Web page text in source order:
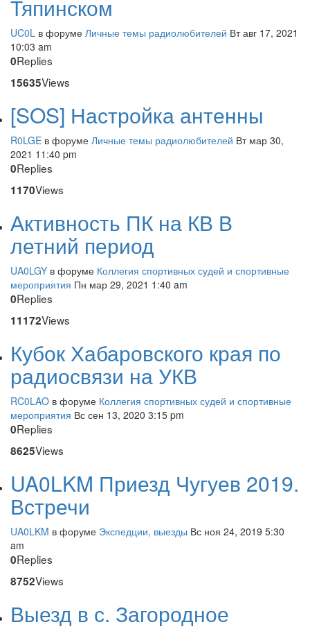
Тяпинском
UC0L в форуме Личные темы радиолюбителей Вт авг 17, 2021
10:03 am
0Replies
15635Views
[SOS] Настройка антенны
R0LGE в форуме Личные темы радиолюбителей Вт мар 30,
2021 11:40 pm
0Replies
1170Views
Активность ПК на КВ В
летний период
UA0LGY в форуме Коллегия спортивных судей и спортивные
мероприятия Пн мар 29, 2021 1:40 am
0Replies
11172Views
Кубок Хабаровского края по
радиосвязи на УКВ
RC0LAO в форуме Коллегия спортивных судей и спортивные
мероприятия Вс сен 13, 2020 3:15 pm
0Replies
8625Views
UA0LKM Приезд Чугуев 2019.
Встречи
UA0LKM в форуме Экспедции, выезды Вс ноя 24, 2019 5:30
am
0Replies
8752Views
Выезд в с. Загородное